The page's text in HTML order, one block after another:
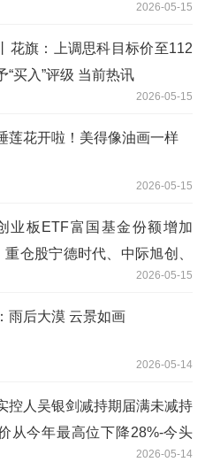
2026-05-15
花旗：上调思科目标价至112
“买入”评级 当前热讯
2026-05-15
莲花开啦！美得像油画一样
2026-05-15
业板ETF富国基金份额增加
仓股宁德时代、中际旭创、
2026-05-15
雨后大漠 云景如画
2026-05-14
控人吴银剑减持期届满未减持
从今年最高位下降28%-今头
2026-05-14